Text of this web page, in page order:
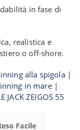
in fase di
realistica e
o off-shore.
alla spigola|
in mare|
JACK ZEIGOS 55
Facile